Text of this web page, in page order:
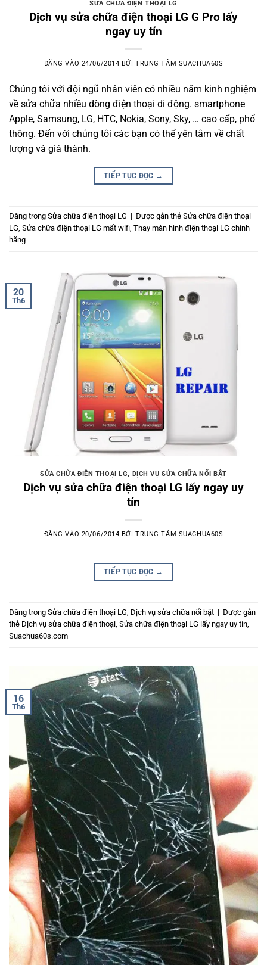
SỬA CHỮA ĐIỆN THOẠI LG
Dịch vụ sửa chữa điện thoại LG G Pro lấy
ngay uy tín
ĐĂNG VÀO 24/06/2014 BỞITRUNG TÂM SUACHUA60S
Chúng tôi với đội ngũ nhân viên có nhiều năm kinh nghiệm
về sửa chữa nhiều dòng điện thoại di động. smartphone
Apple, Samsung, LG, HTC, Nokia, Sony, Sky, … cao cấp, phổ
thông. Đến với chúng tôi các bạn có thể yên tâm về chất
lượng và giá thành.
TIẾP TỤC ĐỌC →
Đăng trong Sửa chữa điện thoại LG | Được gắn thẻ Sửa chữa điện thoại
LG Sửa chữa điện thoại LG mất wifi Thay màn hình điện thoại LG chính
hãng
20
Th6
SỬA CHỮA ĐIỆN THOẠI LG, DỊCH VỤ SỬA CHỮA NỔI BẬT
Dịch vụ sửa chữa điện thoại LG lấy ngay uy
tín
ĐĂNG VÀO 20/06/2014 BỞITRUNG TÂM SUACHUA60S
TIẾP TỤC ĐỌC →
Đăng trong Sửa chữa điện thoại LG, Dịch vụ sửa chữa nổi bật | Được gắn
thẻ Dịch vụ sửa chữa điện thoại, Sửa chữa điện thoại LG lấy ngay uy tín,
Suachua60s.com
16
Th6